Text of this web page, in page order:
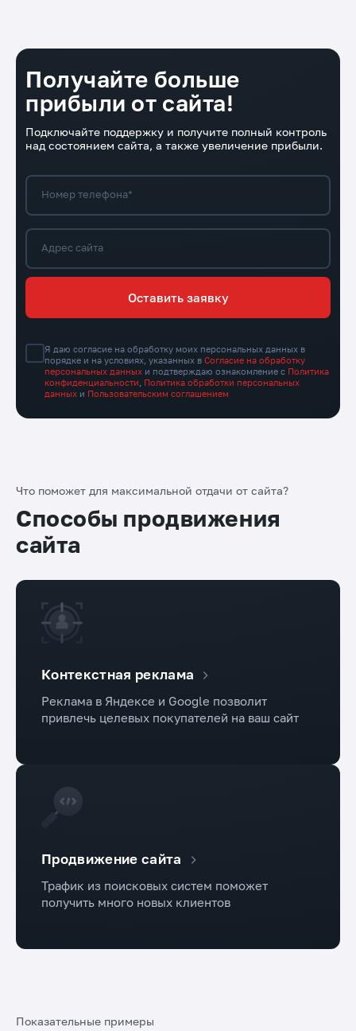
Получайте больше
прибыли от сайта!
Подключайте поддержку и получите полный контроль
над состоянием сайта, а также увеличение прибыли.
Номер телефона*
Адрес сайта
Оставить заявку
Я даю согласие на обработку моих персональных данных в
порядке и на условиях, указанных в Согласие на обработку
персональных данных и подтверждаю ознакомление с Политика
конфиденциальности
Политика обработки персональных
данных и Пользовательским соглашением
Что поможет для максимальной отдачи от сайта?
Способы продвижения
сайта
Контекстная реклама
Реклама в Яндексе и Google позволит
привлечь целевых покупателей на ваш сайт
Продвижение сайта
Трафик из поисковых систем поможет
получить много новых клиентов
Показательные примеры